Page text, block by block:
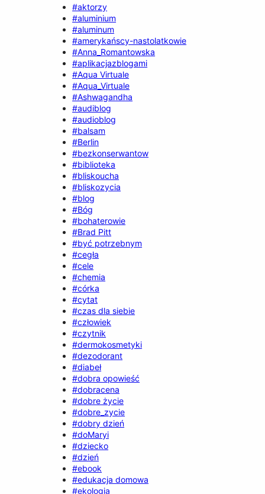
#aktorzy
#aluminium
#aluminum
#amerykańscy-nastolatkowie
#Anna_Romantowska
#aplikacjazblogami
#Aqua Virtuale
#Aqua_Virtuale
#Ashwagandha
#audiblog
#audioblog
#balsam
#Berlin
#bezkonserwantow
#biblioteka
#bliskoucha
#bliskozycia
#blog
#Bóg
#bohaterowie
#Brad Pitt
#być potrzebnym
#cegła
#cele
#chemia
#córka
#cytat
#czas dla siebie
#człowiek
#czytnik
#dermokosmetyki
#dezodorant
#diabeł
#dobra opowieść
#dobracena
#dobre życie
#dobre_zycie
#dobry dzień
#doMaryi
#dziecko
#dzień
#ebook
#edukacja domowa
#ekologia